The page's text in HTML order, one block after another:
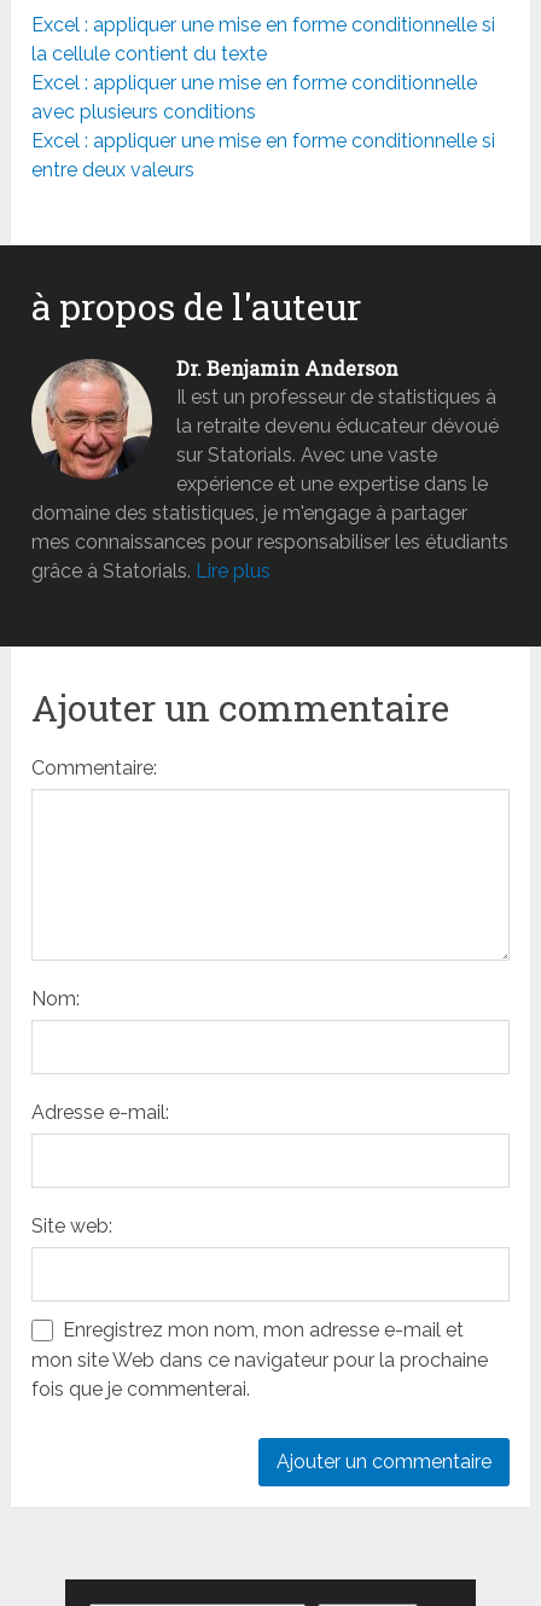
Excel : appliquer une mise en forme conditionnelle si
la cellule contient du texte
Excel : appliquer une mise en forme conditionnelle
avec plusieurs conditions
Excel : appliquer une mise en forme conditionnelle si
entre deux valeurs
à propos de l'auteur
Dr. Benjamin Anderson
Il est un professeur de statistiques à
la retraite devenu éducateur dévoué
sur Statorials. Avec une vaste
expérience et une expertise dans le
domaine des statistiques, je m'engage à partager
mes connaissances pour responsabiliser les étudiants
grâce à Statorials. Lire plus
Ajouter un commentaire
Commentaire:
Nom:
Adresse e-mail:
Site web:
Enregistrez mon nom, mon adresse e-mail et
mon site Web dans ce navigateur pour la prochaine
fois que je commenterai.